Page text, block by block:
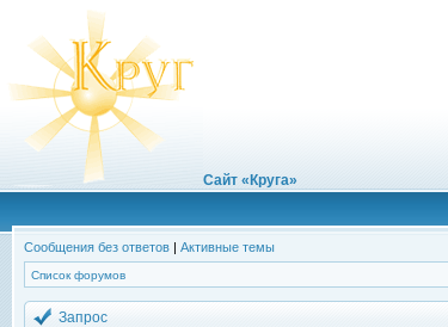
Сайт «Круга»
Сообщения без ответов | Активные темы
Список форумов
Запрос